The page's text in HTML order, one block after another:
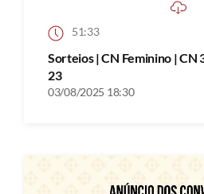
51:33
Sorteios | CN Feminino | CN
23
03/08/2025 18:30